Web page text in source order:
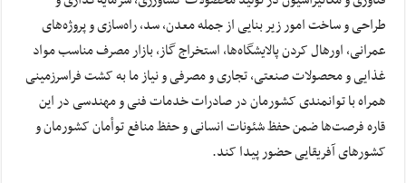
طراحی و ساخت امور زیر بنایی از جمله معدن، سد، راه‌سازی و پروژه‌های
عمرانی، اورهال کردن پالایشگاه‌ها، استخراج گاز، بازار مصرف مناسب مواد
غذایی و محصولات صنعتی، تجاری و مصرفی و نیاز ما به کشت فراسرزمینی
همراه با توانمندی کشورمان در صادرات خدمات فنی و مهندسی در این
قاره فرصت‌ها ضمن حفظ شئونات انسانی و حفظ منافع توأمان کشورمان و
کشورهای آفریقایی حضور پیدا کند.